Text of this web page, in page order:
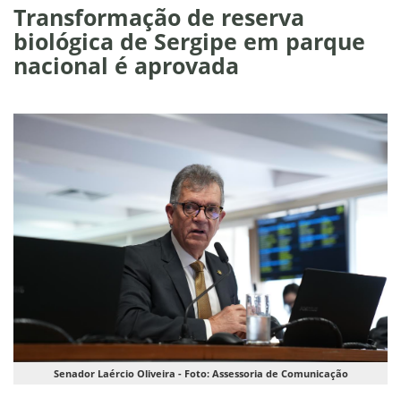
Transformação de reserva
biológica de Sergipe em parque
nacional é aprovada
Senador Laércio Oliveira - Foto: Assessoria de Comunicação